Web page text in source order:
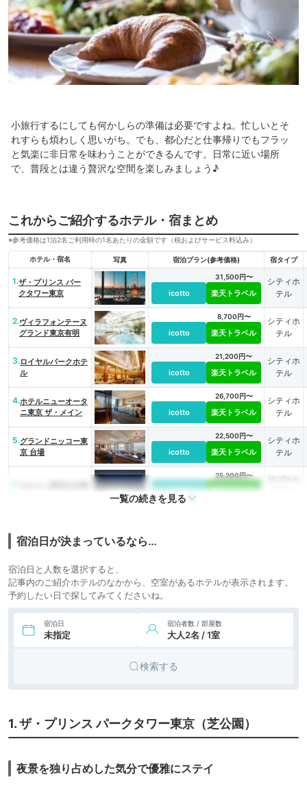
小旅行するにしても何かしらの準備は必要ですよね。忙しいとそ
れすらも煩わしく思いがち。でも、都心だと仕事帰りでもフラッ
と気楽に非日常を味わうことができるんです。日常に近い場所
で、普段とは違う贅沢な空間を楽しみましょう♪
これからご紹介するホテル・宿まとめ
※参考価格は1泊2名ご利用時の1名あたりの金額です（税およびサービス料込み）
ホテル・宿名 写真 宿泊プラン(参考価格) 宿タイプ
1.ザ・プリンス パー
クタワー東京
icotto
31,500円〜
楽天トラベル
シティホ
テル
2.ヴィラフォンテーヌ
グランド東京有明
icotto
8,700円〜
楽天トラベル
シティホ
テル
3.ロイヤルパークホテ
ル
icotto
21,200円〜
楽天トラベル
シティホ
テル
4.ホテルニューオータ
ニ東京 ザ・メイン
icotto
26,700円〜
楽天トラベル
シティホ
テル
5.グランドニッコー東
京 台場
icotto
22,500円〜
楽天トラベル
シティホ
テル
icotto
25,200円〜
楽天トラベル
リゾート
8.都シティ 東京高輪
9.東京イーストサイド
ホテル櫂会
icotto 楽天トラベル
テル
10. 渋谷 エクセルホテ
ル東急
icotto
25,500円〜
楽天トラベル
ホテル
テル東京
icotto 楽天トラベル
テル
12.ザ・キタノホテル
東京
icotto 楽天トラベル
13.庭のホテル 東京
icotto 楽天トラベル
一覧の続きを見る
宿泊日が決まっているなら…
宿泊日と人数を選択すると、
記事内のご紹介ホテルのなかから、空室があるホテルが表示されます。
予約したい日で探してみてくださいね。
宿泊日
未指定
宿泊者数 / 部屋数
大人2名 / 1室
検索する
1. ザ・プリンス パークタワー東京（芝公園）
夜景を独り占めした気分で優雅にステイ